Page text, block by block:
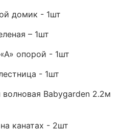
домик - 1шт
– 1шт
опорой - 1шт
- 1шт
волновая Babygarden 2.2м
канатах - 2шт